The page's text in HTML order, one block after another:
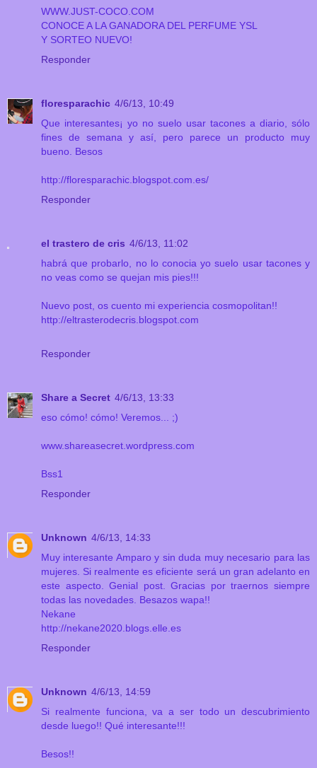
WWW.JUST-COCO.COM
CONOCE A LA GANADORA DEL PERFUME YSL
Y SORTEO NUEVO!
Responder
floresparachic 4/6/13, 10:49
Que interesantes¡ yo no suelo usar tacones a diario, sólo
fines de semana y así, pero parece un producto muy
bueno. Besos
http://floresparachic.blogspot.com.es/
Responder
el trastero de cris 4/6/13, 11:02
habrá que probarlo, no lo conocia yo suelo usar tacones y
no veas como se quejan mis pies!!!
Nuevo post, os cuento mi experiencia cosmopolitan!!
http://eltrasterodecris.blogspot.com
Responder
Share a Secret 4/6/13, 13:33
eso cómo! cómo! Veremos... ;)
www.shareasecret.wordpress.com
Bss1
Responder
Unknown 4/6/13, 14:33
Muy interesante Amparo y sin duda muy necesario para las
mujeres. Si realmente es eficiente será un gran adelanto en
este aspecto. Genial post. Gracias por traernos siempre
todas las novedades. Besazos wapa!!
Nekane
http://nekane2020.blogs.elle.es
Responder
Unknown 4/6/13, 14:59
Si realmente funciona, va a ser todo un descubrimiento
desde luego!! Qué interesante!!!
Besos!!